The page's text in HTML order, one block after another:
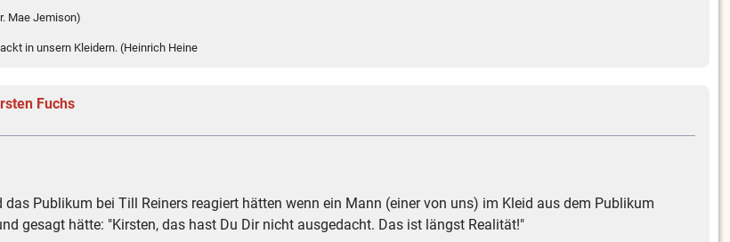
Mae Jemison)
in unsern Kleidern. (Heinrich Heine
Fuchs
das Publikum bei Till Reiners reagiert hätten wenn ein Mann (einer von uns) im Kleid aus dem Publikum
gesagt hätte: "Kirsten, das hast Du Dir nicht ausgedacht. Das ist längst Realität!"